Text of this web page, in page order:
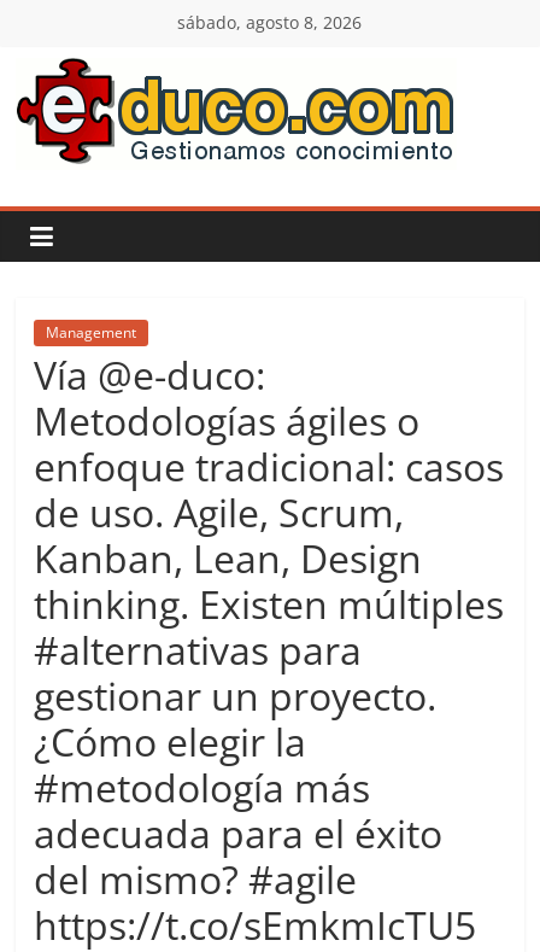
contenido
sábado, agosto 8, 2026
E-
duco:
Gestión
del
Conocimiento
Learn
more.
Do
more.
Be
more.
Management
Vía @e-duco:
Metodologías ágiles o
enfoque tradicional: casos
de uso. Agile, Scrum,
Kanban, Lean, Design
thinking. Existen múltiples
#alternativas para
gestionar un proyecto.
¿Cómo elegir la
#metodología más
adecuada para el éxito
del mismo? #agile
https://t.co/sEmkmIcTU5